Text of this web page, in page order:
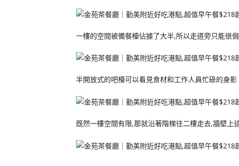
一樓的空間被備餐檯佔據了大半,所以走道旁只能很
半開放式的吧檯可以看見食材和工作人員忙碌的身影
既然一樓空間有限,那就沿著階梯往二樓走去,牆壁上